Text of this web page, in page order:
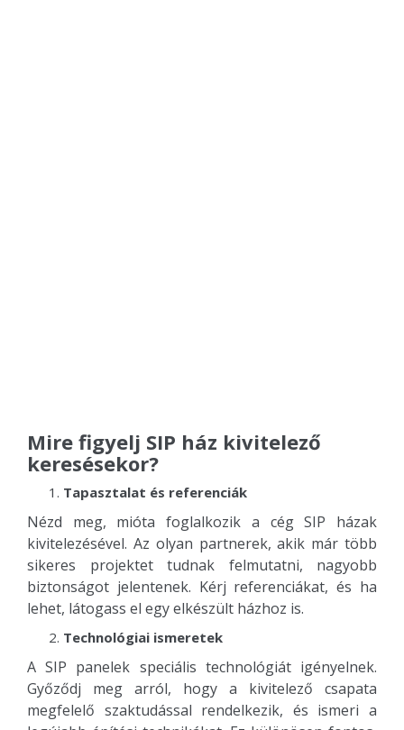
Mire figyelj SIP ház kivitelező
keresésekor?
Tapasztalat és referenciák
Nézd meg, mióta foglalkozik a cég SIP házak
kivitelezésével. Az olyan partnerek, akik már több
sikeres projektet tudnak felmutatni, nagyobb
biztonságot jelentenek. Kérj referenciákat, és ha
lehet, látogass el egy elkészült házhoz is.
Technológiai ismeretek
A SIP panelek speciális technológiát igényelnek.
Győződj meg arról, hogy a kivitelező csapata
megfelelő szaktudással rendelkezik, és ismeri a